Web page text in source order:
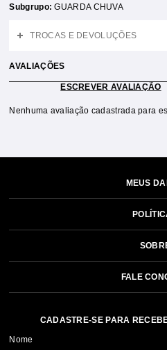
Subgrupo:GUARDA CHUVA
TROCAS E DEVOLUÇÕES
AVALIAÇÕES
ESCREVER AVALIAÇÃO
Nenhuma avaliação cadastrada para
MEUS
FALE
CADASTRE-SE PARA
Nome